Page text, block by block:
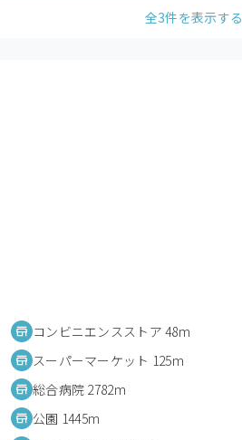
全3件を表示する
コンビニエンスストア 48m
スーパーマーケット 125m
総合病院 2782m
公園 1445m